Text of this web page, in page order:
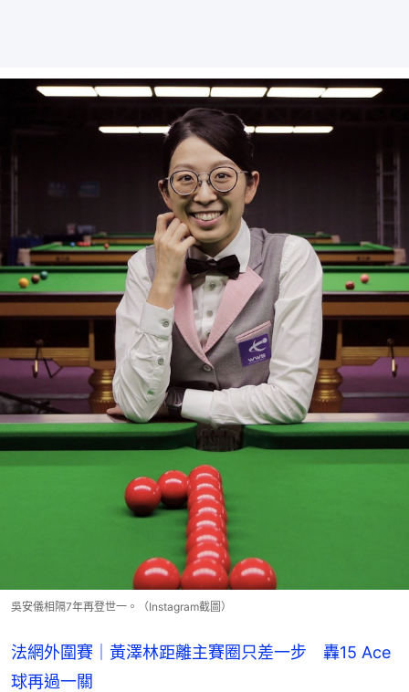
吳安儀相隔7年再登世一。（Instagram截圖）
法網外圍賽｜黃澤林距離主賽圈只差一步 轟15 Ace
球再過一關